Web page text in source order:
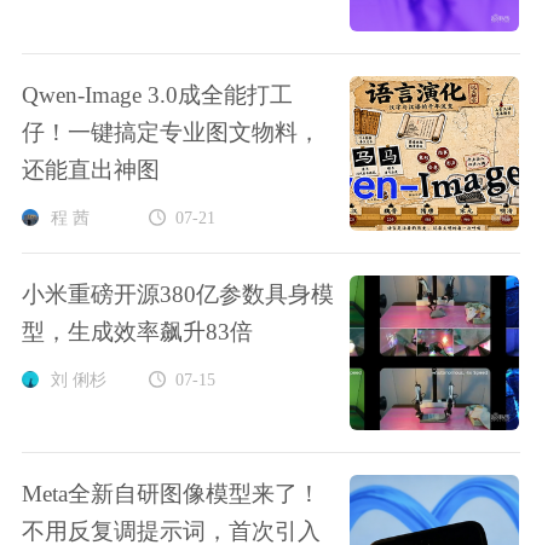
Qwen-Image 3.0成全能打工
仔！一键搞定专业图文物料，
还能直出神图
程 茜 07-21
小米重磅开源380亿参数具身模
型，生成效率飙升83倍
刘 俐杉 07-15
Meta全新自研图像模型来了！
不用反复调提示词，首次引入